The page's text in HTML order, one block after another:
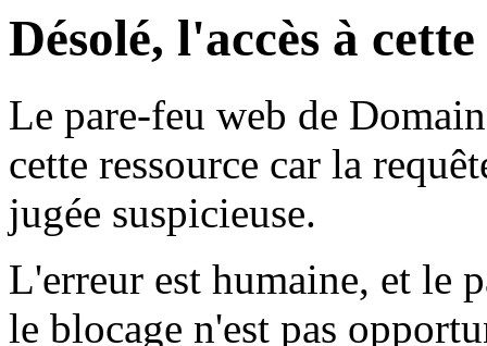
Désolé, l'accès à
Le pare-feu web de
cette ressource car la
jugée suspicieuse.
L'erreur est humaine, et le
le blocage n'est pas